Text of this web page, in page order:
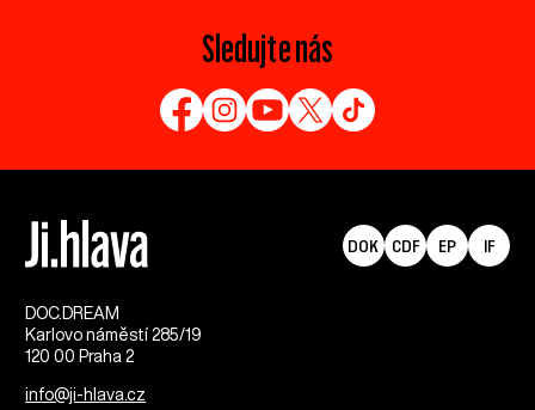
Sledujte nás
DOC.DREAM​
Karlovo náměstí 285/19
120 00 Praha 2
info@ji-hlava.cz
DOK CDF EP IF